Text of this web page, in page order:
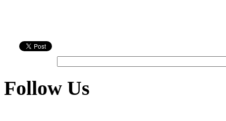
Follow Us